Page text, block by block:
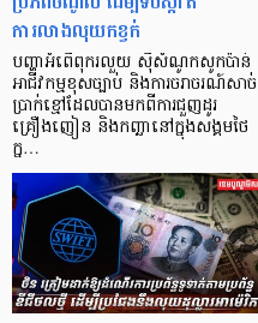
ការលាងលុយកខ្វក់
បញ្ហាអំពើពុករលួយ ស៊ីសំណូកសូកប៉ាន់
អាជីវកម្មខុសច្បាប់ និងការចរាចរណ៍សាច់
ប្រាក់ខ្មៅដែលបានមកពីការជួញដូរ
គ្រឿងញៀន និងកញ្ឆានៅក្នុងសង្គមថៃ
ក្ន…